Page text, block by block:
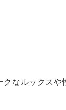
なルックスや